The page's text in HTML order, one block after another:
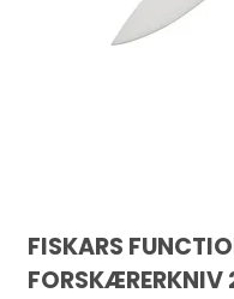
FISKARS
FORSKÆRERKNIV